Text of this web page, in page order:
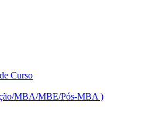
Curso
MBA/MBE/Pós-MBA )